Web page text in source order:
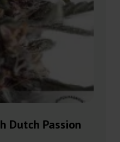
Dutch Passion